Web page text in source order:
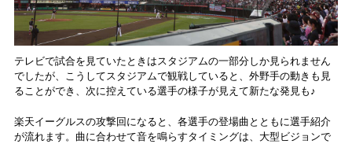
テレビで試合を見ていたときはスタジアムの一部分しか見られません
でしたが、こうしてスタジアムで観戦していると、外野手の動きも見
ることができ、次に控えている選手の様子が見えて新たな発見も♪
楽天イーグルスの攻撃回になると、各選手の登場曲とともに選手紹介
が流れます。曲に合わせて音を鳴らすタイミングは、大型ビジョンで